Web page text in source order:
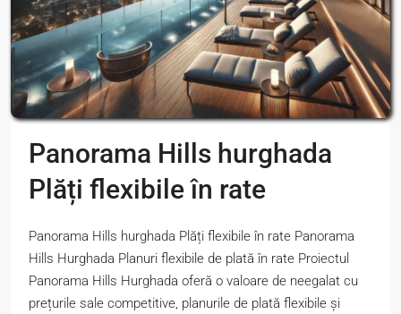
Panorama Hills hurghada
Plăți flexibile în rate
Panorama Hills hurghada Plăți flexibile în rate Panorama
Hills Hurghada Planuri flexibile de plată în rate Proiectul
Panorama Hills Hurghada oferă o valoare de neegalat cu
prețurile sale competitive, planurile de plată flexibile și